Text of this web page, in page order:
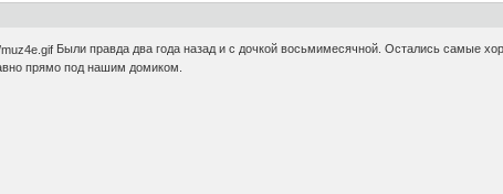
Были правда два года назад и с дочкой восьмимесячной. Остались самые
прямо под нашим домиком.